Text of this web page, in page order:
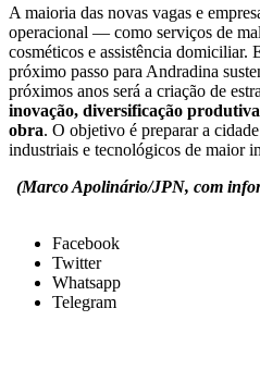
A maioria das novas vagas e
operacional — como serviços de
cosméticos e assistência domiciliar.
próximo passo para Andradina
próximos anos será a criação de
inovação, diversificação
obra. O objetivo é preparar a
industriais e tecnológicos de maior
(Marco Apolinário/JPN, com
Facebook
Twitter
Whatsapp
Telegram